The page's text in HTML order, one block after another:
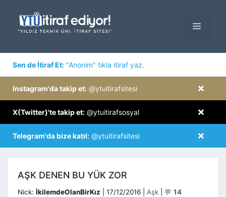
MENÜ
Sen de İtiraf Et: "Anonim" tıkla itiraf yaz.
×
Instagram'da takip et: @ytuitirafsitesi
×
X(Twitter)'te takip et: @ytuitirafsosyal
×
Telegram'da bize katıl: @ytuitirafsitesi
AŞK DENEN BU YÜK ZOR
Nick: İkilemdeOlanBirKız 17/12/2016 Kategoriler
Aşk 💬 14